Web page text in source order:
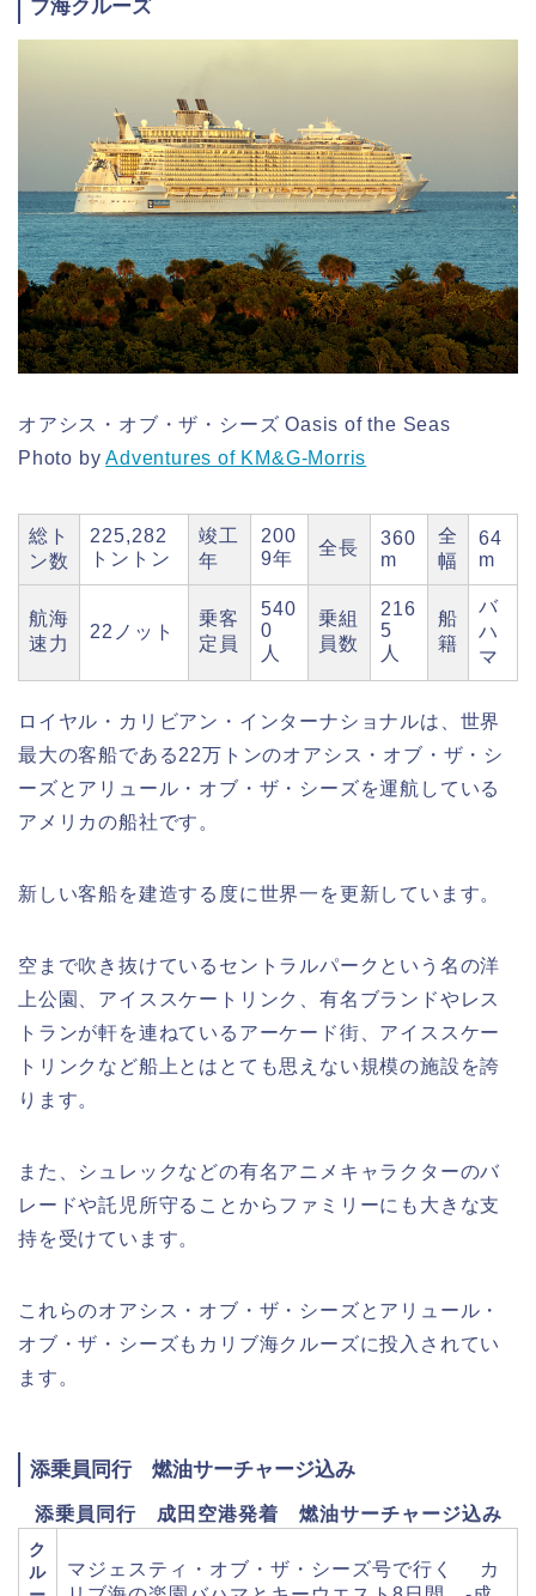
ブ海クルーズ
オアシス・オブ・ザ・シーズ Oasis of the Seas
Photo byAdventures of KM&G-Morris
総ト
ン数
225,282
トントン
竣工
年
200
9年
全長
360
m
全
幅
64
m
航海
速力
22ノット
乗客
定員
540
0
人
乗組
員数
216
5
人
船
籍
バ
ハ
マ
ロイヤル・カリビアン・インターナショナルは、世界
最大の客船である22万トンのオアシス・オブ・ザ・シ
ーズとアリュール・オブ・ザ・シーズを運航している
アメリカの船社です。
新しい客船を建造する度に世界一を更新しています。
空まで吹き抜けているセントラルパークという名の洋
上公園、アイススケートリンク、有名ブランドやレス
トランが軒を連ねているアーケード街、アイススケー
トリンクなど船上とはとても思えない規模の施設を誇
ります。
また、シュレックなどの有名アニメキャラクターのバ
レードや託児所守ることからファミリーにも大きな支
持を受けています。
これらのオアシス・オブ・ザ・シーズとアリュール・
オブ・ザ・シーズもカリブ海クルーズに投入されてい
ます。
添乗員同行 燃油サーチャージ込み
添乗員同行 成田空港発着 燃油サーチャージ込み
ク
ル
マジェスティ・オブ・ザ・シーズ号で行く カ